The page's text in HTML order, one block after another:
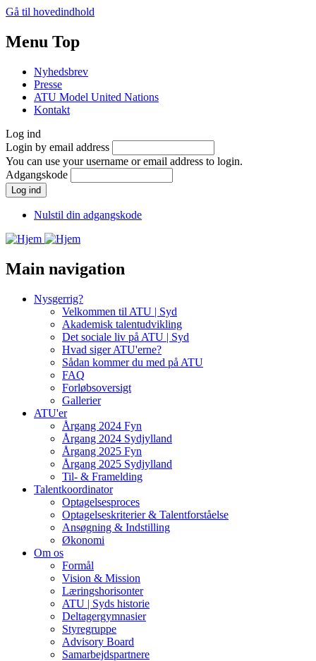
Gå til hovedindhold
Menu Top
Nyhedsbrev
Presse
ATU Model United Nations
Kontakt
Log ind
Login by email address
You can use your username or email address to login.
Adgangskode
Nulstil din adgangskode
Main navigation
Nysgerrig?
Velkommen til ATU | Syd
Akademisk talentudvikling
Det sociale liv på ATU | Syd
Hvad siger ATU'erne?
Sådan kommer du med på ATU
FAQ
Forløbsoversigt
Gallerier
ATU'er
Årgang 2024 Fyn
Årgang 2024 Sydjylland
Årgang 2025 Fyn
Årgang 2025 Sydjylland
Til- & Framelding
Talentkoordinator
Optagelsesproces
Optagelseskriterier & Talentforståelse
Ansøgning & Indstilling
Økonomi
Om os
Formål
Vision & Mission
Læringshorisonter
ATU | Syds historie
Deltagergymnasier
Styregruppe
Advisory Board
Samarbejdspartnere